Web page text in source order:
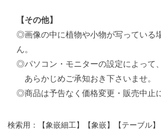
【その他】
◎画像の中に植物や小物が写っている
ん。
◎パソコン・モニターの設定によって
あらかじめご承知おき下さいませ。
◎商品は予告なく価格変更・販売中止
検索用：【象嵌細工】【象嵌】【テーブル